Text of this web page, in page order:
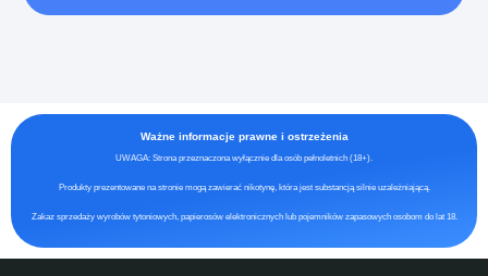
Ważne informacje prawne i ostrzeżenia
UWAGA: Strona przeznaczona wyłącznie dla osób pełnoletnich (18+).
Produkty prezentowane na stronie mogą zawierać nikotynę, która jest substancją silnie uzależniającą.
Zakaz sprzedaży wyrobów tytoniowych, papierosów elektronicznych lub pojemników zapasowych osobom do lat 18.